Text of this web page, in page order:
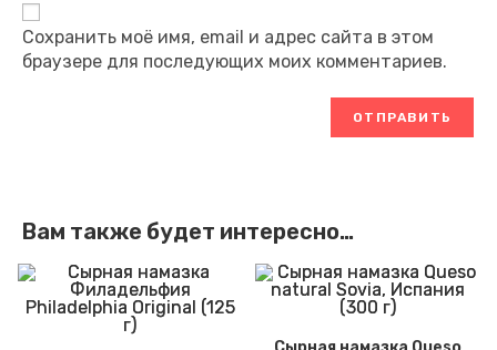
Сохранить моё имя, email и адрес сайта в этом
браузере для последующих моих комментариев.
Вам также будет интересно…